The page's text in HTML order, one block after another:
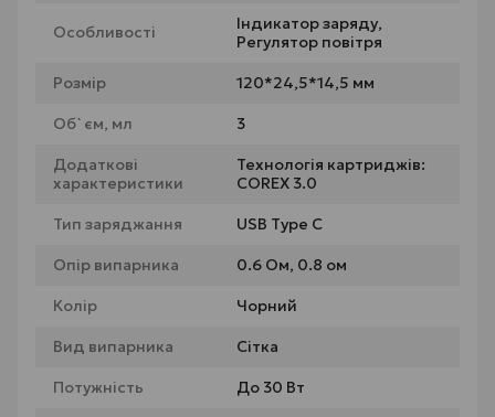
Особливості
Індикатор заряду,
Регулятор повітря
Розмір 120*24,5*14,5 мм
Об`єм, мл 3
Додаткові
характеристики
Технологія картриджів:
COREX 3.0
Тип заряджання USB Type C
Опір випарника 0.6 Ом, 0.8 ом
Колір Чорний
Вид випарника Сітка
Потужність До 30 Вт